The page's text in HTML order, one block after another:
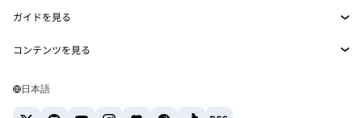
Snaps
Web3サービス
セキュリティ
サポート
キャリア
お問い合わせ
Solanaの価格
Tetherの価格
ETH→USD
USDT→INR
BTC→INR
ガイドを見る
ETHの購入
コンテンツを見る
Solanaウォレット
日本語